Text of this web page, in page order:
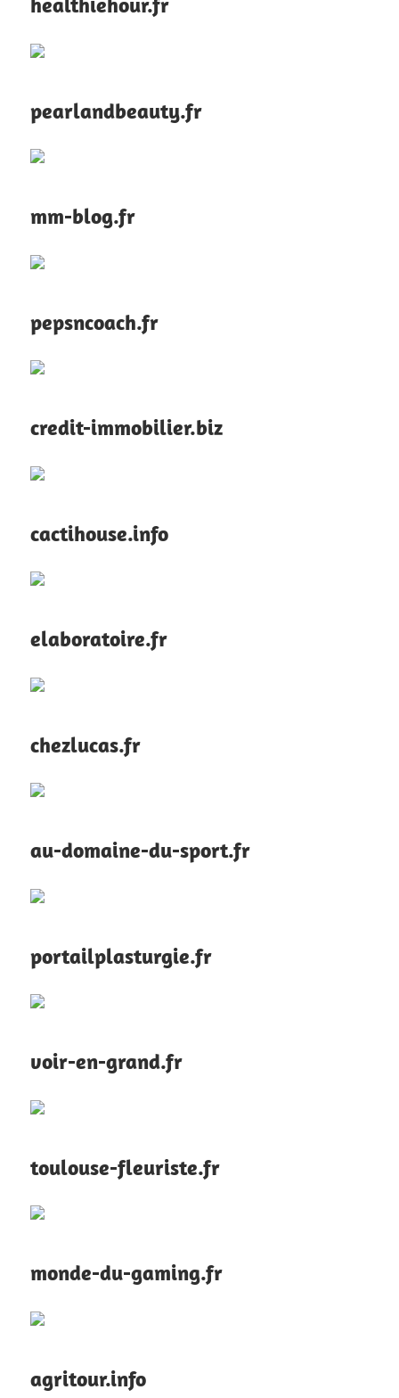
pearlandbeauty.fr
mm-blog.fr
pepsncoach.fr
credit-immobilier.biz
cactihouse.info
elaboratoire.fr
chezlucas.fr
au-domaine-du-sport.fr
portailplasturgie.fr
voir-en-grand.fr
toulouse-fleuriste.fr
monde-du-gaming.fr
agritour.info